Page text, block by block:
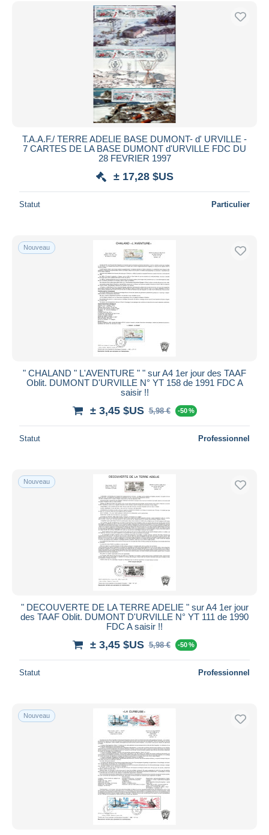
Uniquement en réduction
Livraison gratuite
Méthodes de paiement
Virement bancaire
Mastercard
iDeal
Résidence du vendeur
Appliquer
T.A.A.F./ TERRE ADELIE BASE DUMONT- d' URVILLE -
7 CARTES DE LA BASE DUMONT d'URVILLE FDC DU
28 FEVRIER 1997
± 17,28 $US
Statut Particulier
Nouveau
" CHALAND " L'AVENTURE " " sur A4 1er jour des TAAF
Oblit. DUMONT D'URVILLE N° YT 158 de 1991 FDC A
saisir !!
± 3,45 $US 5,98 € -50 %
Statut Professionnel
Nouveau
" DECOUVERTE DE LA TERRE ADELIE " sur A4 1er jour
des TAAF Oblit. DUMONT D'URVILLE N° YT 111 de 1990
FDC A saisir !!
± 3,45 $US 5,98 € -50 %
Statut Professionnel
Nouveau